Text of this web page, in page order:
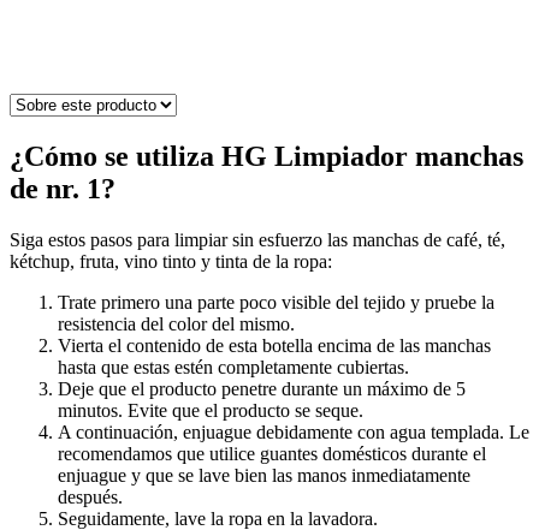
¿Cómo se utiliza HG Limpiador manchas
de nr. 1?
Siga estos pasos para limpiar sin esfuerzo las manchas de café, té,
kétchup, fruta, vino tinto y tinta de la ropa:
Trate primero una parte poco visible del tejido y pruebe la
resistencia del color del mismo.
Vierta el contenido de esta botella encima de las manchas
hasta que estas estén completamente cubiertas.
Deje que el producto penetre durante un máximo de 5
minutos. Evite que el producto se seque.
A continuación, enjuague debidamente con agua templada. Le
recomendamos que utilice guantes domésticos durante el
enjuague y que se lave bien las manos inmediatamente
después.
Seguidamente, lave la ropa en la lavadora.